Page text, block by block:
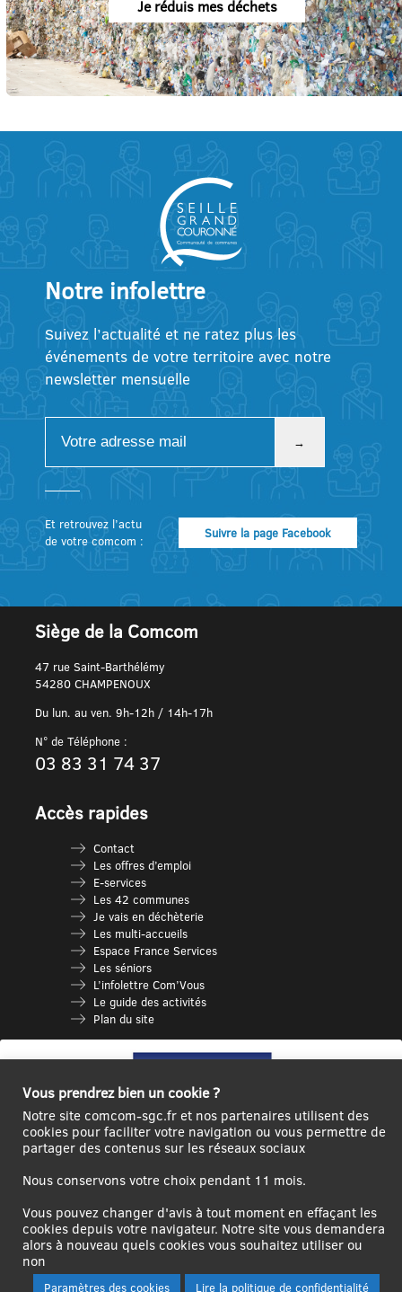
Je réduis mes déchets
Notre infolettre
Suivez l’actualité et ne ratez plus les
événements de votre territoire avec notre
newsletter mensuelle
Et retrouvez l’actu
de votre comcom :
Suivre la page Facebook
Siège de la Comcom
47 rue Saint-Barthélémy
54280 CHAMPENOUX
Du lun. au ven. 9h-12h / 14h-17h
N° de Téléphone :
03 83 31 74 37
Accès rapides
Contact
Les offres d’emploi
E-services
Les 42 communes
Je vais en déchèterie
Les multi-accueils
Espace France Services
Les séniors
L’infolettre Com’Vous
Le guide des activités
Plan du site
Européen de Développement Régional à hauteur de 12 572€
connecter|Se
déconnecter
Créer un
utilisateur
Contact
Plan
site
Mentions
Vous prendrez bien un cookie ?
Notre site comcom-sgc.fr et nos partenaires utilisent des
cookies pour faciliter votre navigation ou vous permettre de
partager des contenus sur les réseaux sociaux
Nous conservons votre choix pendant 11 mois.
Vous pouvez changer d'avis à tout moment en effaçant les
cookies depuis votre navigateur. Notre site vous demandera
alors à nouveau quels cookies vous souhaitez utiliser ou
non
Paramètres des cookies Lire la politique de confidentialité